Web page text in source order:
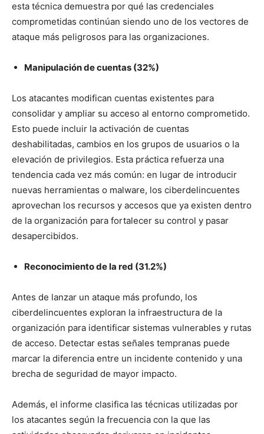
esta técnica demuestra por qué las credenciales
comprometidas continúan siendo uno de los vectores de
ataque más peligrosos para las organizaciones.
Manipulación de cuentas (32%)
Los atacantes modifican cuentas existentes para
consolidar y ampliar su acceso al entorno comprometido.
Esto puede incluir la activación de cuentas
deshabilitadas, cambios en los grupos de usuarios o la
elevación de privilegios. Esta práctica refuerza una
tendencia cada vez más común: en lugar de introducir
nuevas herramientas o malware, los ciberdelincuentes
aprovechan los recursos y accesos que ya existen dentro
de la organización para fortalecer su control y pasar
desapercibidos.
Reconocimiento de la red (31.2%)
Antes de lanzar un ataque más profundo, los
ciberdelincuentes exploran la infraestructura de la
organización para identificar sistemas vulnerables y rutas
de acceso. Detectar estas señales tempranas puede
marcar la diferencia entre un incidente contenido y una
brecha de seguridad de mayor impacto.
Además, el informe clasifica las técnicas utilizadas por
los atacantes según la frecuencia con la que las